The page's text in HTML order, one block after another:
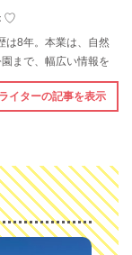
♡
は8年。本業は、自然
まで、幅広い情報を
イターの記事を表示